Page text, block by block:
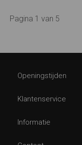
Pagina 1 van 5
Openingstijden
Klantenservice
Informatie